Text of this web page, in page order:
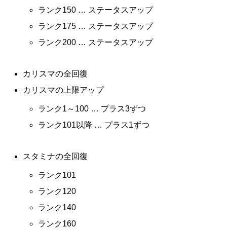
ランク150 … ステータスアップ
ランク175 … ステータスアップ
ランク200 … ステータスアップ
カリスマの全回復
カリスマの上限アップ
ランク1～100 … プラス3ずつ
ランク101以降 … プラス1ずつ
スタミナの全回復
ランク101
ランク120
ランク140
ランク160